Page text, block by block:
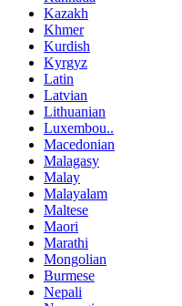
Kazakh
Khmer
Kurdish
Kyrgyz
Latin
Latvian
Lithuanian
Luxembou..
Macedonian
Malagasy
Malay
Malayalam
Maltese
Maori
Marathi
Mongolian
Burmese
Nepali